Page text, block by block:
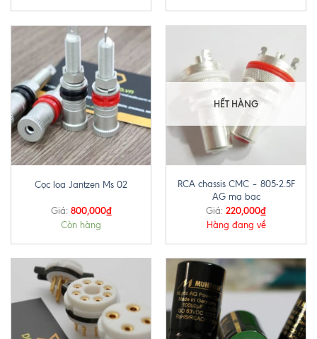
Cọc loa Jantzen Ms 02
Giá: 800,000₫
Còn hàng
HẾT HÀNG
RCA chassis CMC – 805-2.5F
AG mạ bạc
Giá: 220,000₫
Hàng đang về